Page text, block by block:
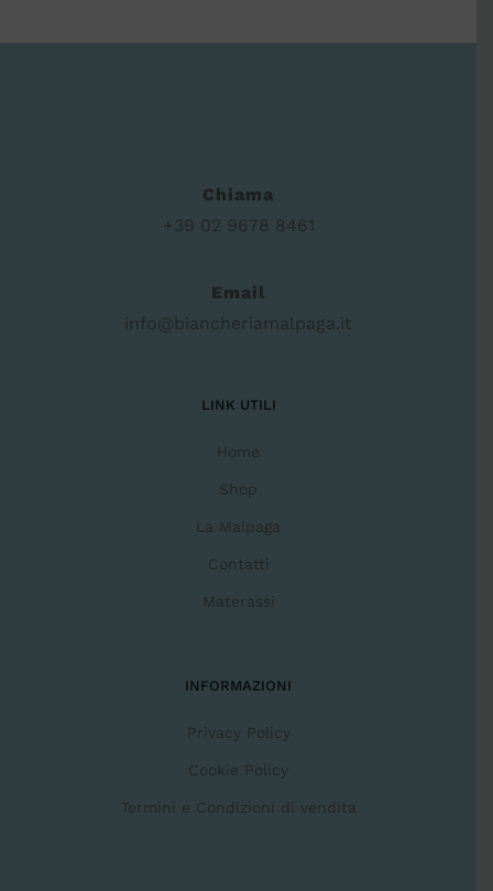
Chiama
+39 02 9678 8461
Email
info@biancheriamalpaga.it
LINK UTILI
Home
Shop
La Malpaga
Contatti
Materassi
INFORMAZIONI
Privacy Policy
Cookie Policy
Termini e Condizioni di vendita